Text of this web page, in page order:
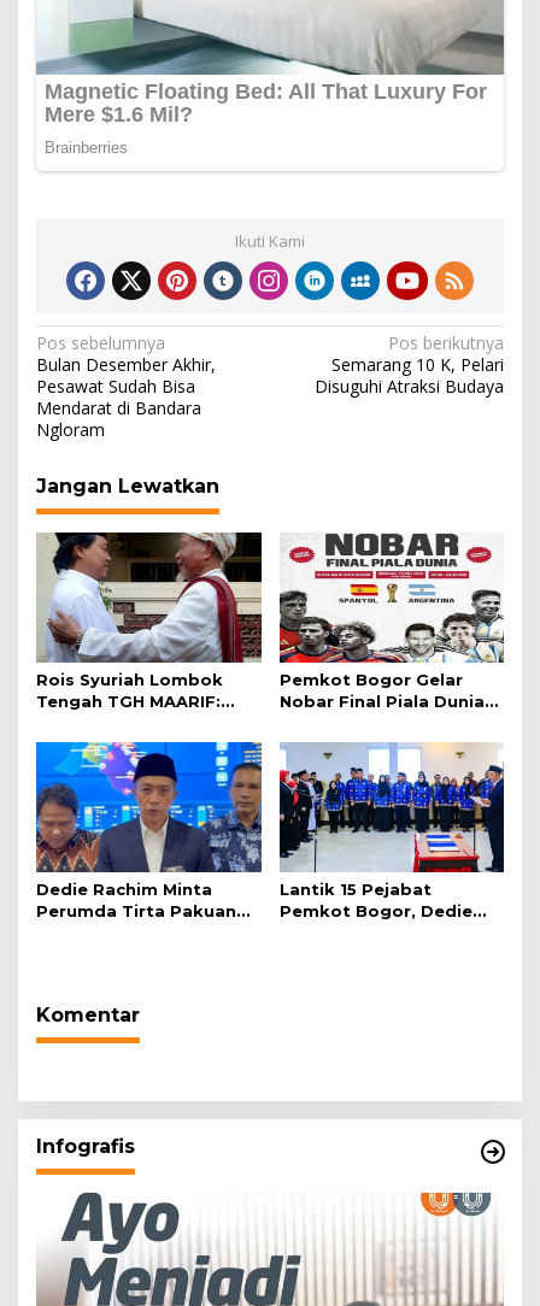
Ikuti Kami
Navigasi
pos
Pos sebelumnya
Bulan Desember Akhir,
Pesawat Sudah Bisa
Mendarat di Bandara
Ngloram
Pos berikutnya
Semarang 10 K, Pelari
Disuguhi Atraksi Budaya
Jangan Lewatkan
Rois Syuriah Lombok
Tengah TGH MAARIF:
Abad Kedua NU”
Pemkot Bogor Gelar
Nobar Final Piala Dunia
Dedie Rachim Minta
Perumda Tirta Pakuan
Lantik 15 Pejabat
Pemkot Bogor, Dedie
Komentar
Infografis